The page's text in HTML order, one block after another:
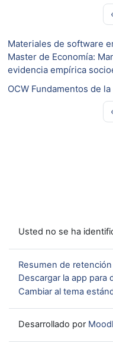
Materiales de software
Master de Economía:
evidencia empírica
OCW Fundamentos de
Usted no se ha
Resumen de
Descargar la app para
Cambiar al tema
Desarrollado por